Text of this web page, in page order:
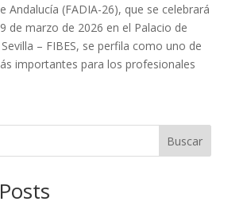
Andalucía (FADIA-26), que se celebrará
de marzo de 2026 en el Palacio de
– FIBES, se perfila como uno de
importantes para los profesionales
Buscar